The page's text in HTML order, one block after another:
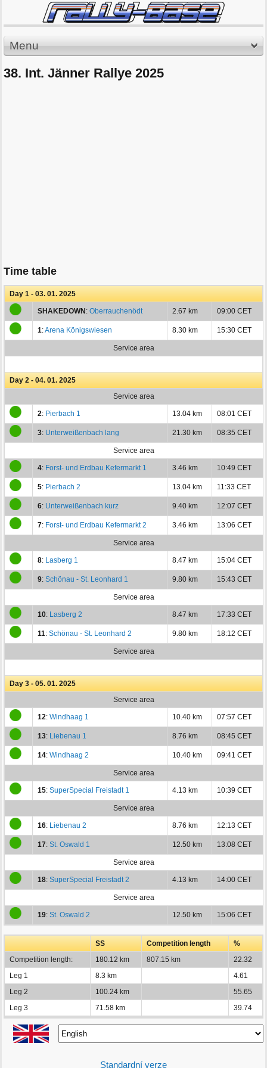
Menu
38. Int. Jänner Rallye 2025
Time table
Day 1 - 03. 01. 2025
SHAKEDOWN : Oberrauchenödt 2.67 km 09:00 CET
1:Arena Königswiesen 8.30 km 15:30 CET
Service area
Day 2 - 04. 01. 2025
Service area
2: Pierbach 1 13.04 km 08:01 CET
3: Unterweißenbach lang 21.30 km 08:35 CET
Service area
4: Forst- und Erdbau Kefermarkt 1 3.46 km 10:49 CET
5: Pierbach 2 13.04 km 11:33 CET
6: Unterweißenbach kurz 9.40 km 12:07 CET
7: Forst- und Erdbau Kefermarkt 2 3.46 km 13:06 CET
Service area
8: Lasberg 1 8.47 km 15:04 CET
9: Schönau - St. Leonhard 1 9.80 km 15:43 CET
Service area
10: Lasberg 2 8.47 km 17:33 CET
11: Schönau - St. Leonhard 2 9.80 km 18:12 CET
Service area
Day 3 - 05. 01. 2025
Service area
12: Windhaag 1 10.40 km 07:57 CET
13: Liebenau 1 8.76 km 08:45 CET
14: Windhaag 2 10.40 km 09:41 CET
Service area
15: SuperSpecial Freistadt 1 4.13 km 10:39 CET
Service area
16: Liebenau 2 8.76 km 12:13 CET
17: St. Oswald 1 12.50 km 13:08 CET
Service area
18: SuperSpecial Freistadt 2 4.13 km 14:00 CET
Service area
19: St. Oswald 2 12.50 km 15:06 CET
SS Competition length
%
Competition length:
180.12 km 807.15 km
22.32
Leg 1
8.3 km
4.61
Leg 2
100.24 km
55.65
Leg 3
71.58 km 39.74
Standardní verze